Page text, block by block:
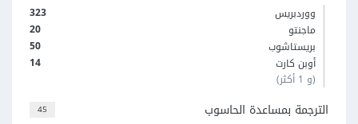
323
ووردبريس
20
ماجنتو
50
بريستاشوب
14
أوبن كارت
(و 1 أكثر)
45 الترجمة بمساعدة الحاسوب